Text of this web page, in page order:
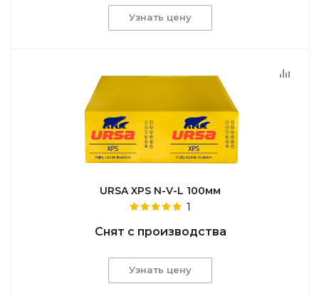
Узнать цену
URSA XPS N-V-L 100мм
1
Снят с производства
Узнать цену